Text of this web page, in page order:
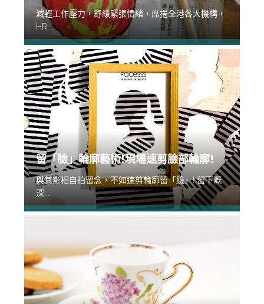
減輕工作壓力，舒緩緊張情緒，席捲全港各大機構，
HR...
留「臉」輪廓藝術!現場速剪臉部輪廓!
與其影相自拍留念，不如速剪輪廓留「臉」! 留下嘅
深...